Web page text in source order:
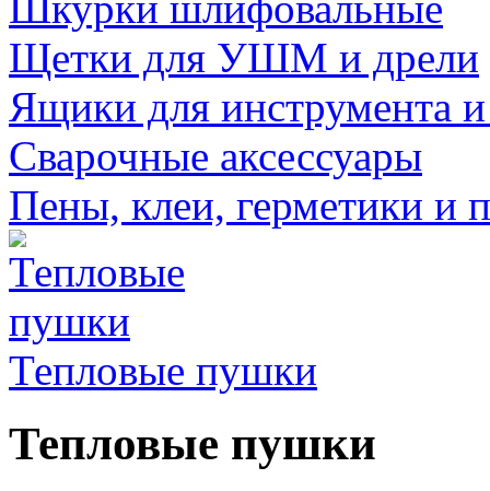
Щетки для УШМ и дрели
Ящики для инструмента
Сварочные аксессуары
Пены, клеи, герметики и
Тепловые пушки
Тепловые пушки